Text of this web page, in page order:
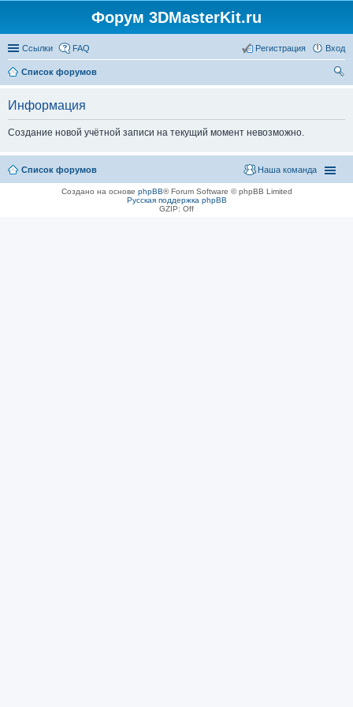
Форум 3DMasterKit.ru
Ссылки FAQ Вход
Регистрация
Список форумов
Информация
Создание новой учётной записи на текущий момент невозможно.
Список форумов Наша команда
Создано на основе phpBB® Forum Software © phpBB Limited
Русская поддержка phpBB
GZIP: Off